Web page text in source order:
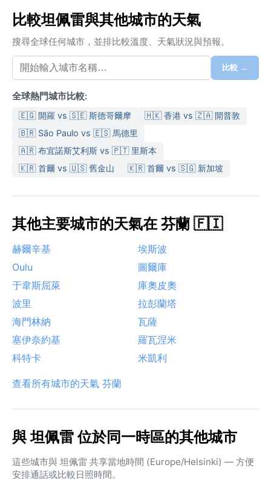
比較坦佩雷與其他城市的天氣
搜尋全球任何城市，並排比較溫度、天氣狀況與預報。
比較 →
全球熱門城市比較:
🇪🇬 開羅 vs 🇸🇪 斯德哥爾摩
🇭🇰 香港 vs 🇿🇦 開普敦
🇧🇷 São Paulo vs 🇪🇸 馬德里
🇦🇷 布宜諾斯艾利斯 vs 🇵🇹 里斯本
🇰🇷 首爾 vs 🇺🇸 舊金山
🇰🇷 首爾 vs 🇸🇬 新加坡
其他主要城市的天氣在 芬蘭 🇫🇮
赫爾辛基
埃斯波
Oulu
圖爾庫
于韋斯屈萊
庫奧皮奧
波里
拉彭蘭塔
海門林納
瓦薩
塞伊奈約基
羅瓦涅米
科特卡
米凱利
查看所有城市的天氣 芬蘭
與 坦佩雷 位於同一時區的其他城市
這些城市與 坦佩雷 共享當地時間 (Europe/Helsinki) — 方便
安排通話或比較日照時間。